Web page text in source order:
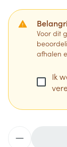
Voor dit
afhalen
Ik